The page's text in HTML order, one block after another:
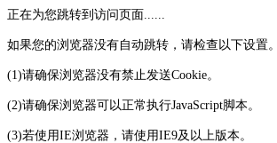
正在为您跳转到访问页面......
如果您的浏览器没有自动跳转，请检查以下设置。
(1)请确保浏览器没有禁止发送Cookie。
(2)请确保浏览器可以正常执行JavaScript脚本。
(3)若使用IE浏览器，请使用IE9及以上版本。